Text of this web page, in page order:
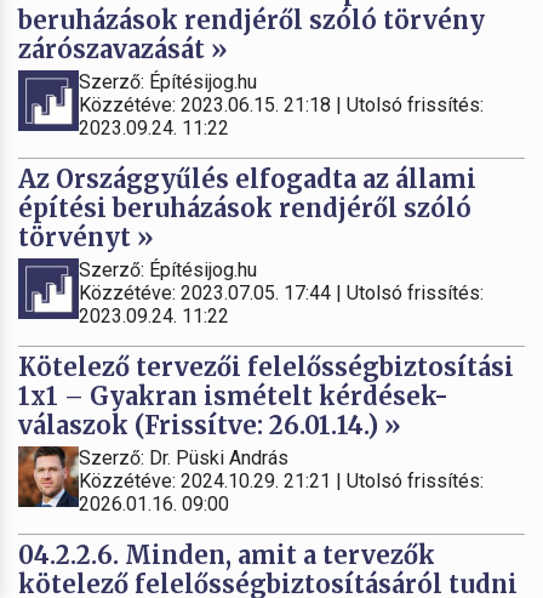
beruházások rendjéről szóló törvény
zárószavazását »
Szerző: Építésijog.hu
Közzétéve: 2023.06.15. 21:18 | Utolsó frissítés:
2023.09.24. 11:22
Az Országgyűlés elfogadta az állami
építési beruházások rendjéről szóló
törvényt »
Szerző: Építésijog.hu
Közzétéve: 2023.07.05. 17:44 | Utolsó frissítés:
2023.09.24. 11:22
Kötelező tervezői felelősségbiztosítási
1x1 – Gyakran ismételt kérdések-
válaszok (Frissítve: 26.01.14.) »
Szerző: Dr. Püski András
Közzétéve: 2024.10.29. 21:21 | Utolsó frissítés:
2026.01.16. 09:00
04.2.2.6. Minden, amit a tervezők
kötelező felelősségbiztosításáról tudni